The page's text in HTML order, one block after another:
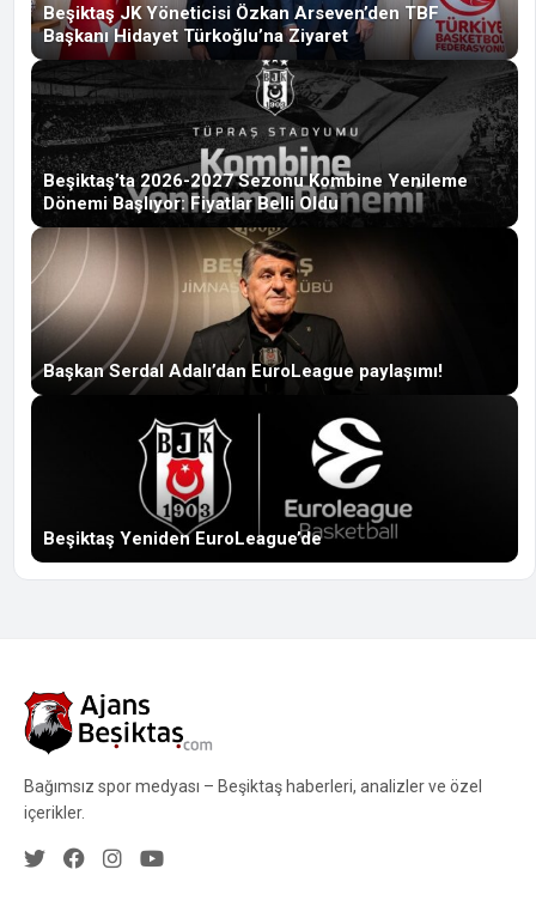
Beşiktaş JK Yöneticisi Özkan Arseven’den TBF
Başkanı Hidayet Türkoğlu’na Ziyaret
Beşiktaş’ta 2026-2027 Sezonu Kombine Yenileme
Dönemi Başlıyor: Fiyatlar Belli Oldu
Başkan Serdal Adalı’dan EuroLeague paylaşımı!
Beşiktaş Yeniden EuroLeague’de
Bağımsız spor medyası – Beşiktaş haberleri, analizler ve özel
içerikler.